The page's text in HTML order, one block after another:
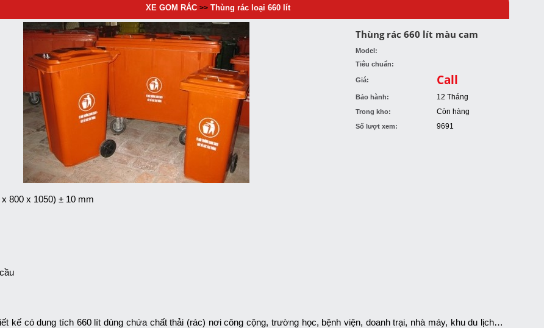
XE GOM RÁC >> Thùng rác loại 660 lít
Thùng rác 660 lít màu cam
Model:
Tiêu chuẩn:
Giá: Call
Bảo hành: 12 Tháng
Trong kho: Còn hàng
Số lượt xem: 9691
x 800 x 1050) ± 10 mm
kế có dung tích 660 lít dùng chứa chất thải (rác) nơi công cộng, trường học, bệnh viện, doanh trại, nhà máy, khu du lịch…